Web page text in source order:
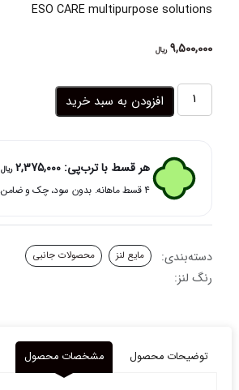
ESO CARE multipurpose solutions
9,500,000 ریال
مایع
CARE
[چند
حجم
ml
عدد
افزودن به سبد خرید
هر قسط با ترب‌پی: 2,375,000 ریال
۴ قسط ماهانه. بدون سود، چک و ضامن.
دسته‌بندی: مایع لنز محصولات جانبی
رنگ لنز:
توضیحات محصول مشخصات محصول